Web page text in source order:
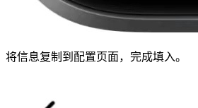
将信息复制到配置页面，完成填入。